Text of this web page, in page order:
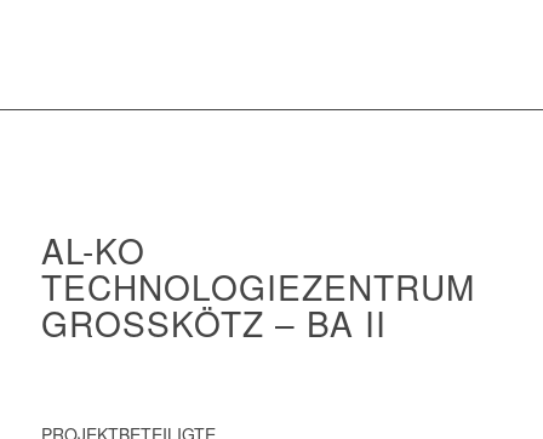
AL-KO
TECHNOLOGIEZENTRUM
GROSSKÖTZ – BA II